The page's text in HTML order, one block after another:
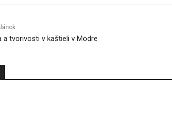
a tvorivosti v kaštieli v Modre